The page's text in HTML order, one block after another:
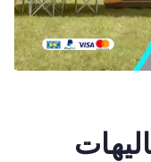
شاليهات